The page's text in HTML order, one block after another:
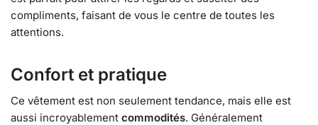
compliments, faisant de vous le centre de toutes les
attentions.
Confort et pratique
Ce vêtement est non seulement tendance, mais elle est
aussi incroyablement commodités. Généralement